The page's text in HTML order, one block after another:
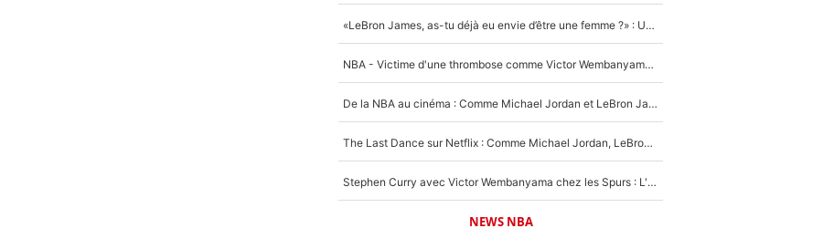
«LeBron James, as-tu déjà eu envie d’être une femme ?» : Un dérapage de Donald Trump sur la superstar de la NBA refait surface
NBA - Victime d'une thrombose comme Victor Wembanyama, Chris Bosh prévient le Français des risques sur sa santé : «J’ai failli mourir sur le coup et j’ai été ramené à la vie»
De la NBA au cinéma : Comme Michael Jordan et LeBron James, Victor Wembanyama rêve d'une carrière d'acteur !
The Last Dance sur Netflix : Comme Michael Jordan, LeBron James va avoir le droit à sa série !
Stephen Curry avec Victor Wembanyama chez les Spurs : L'idée d'un trade historique est lancée en NBA !
NEWS NBA